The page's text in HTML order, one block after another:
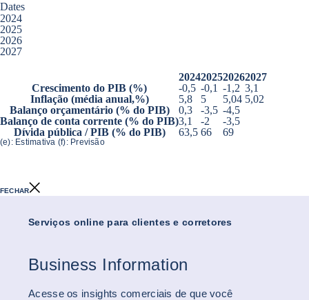
Dates
2024
2025
2026
2027
2024202520262027
Crescimento do PIB (%) -0,5 -0,1 -1,2 3,1
Inflação (média anual,%) 5,8 5 5,04 5,02
Balanço orçamentário (% do PIB) 0,3 -3,5 -4,5
Balanço de conta corrente (% do PIB)3,1 -2
-3,5
Dívida pública / PIB (% do PIB) 63,5 66 69
(e): Estimativa (f): Previsão
FECHAR
Serviços online para clientes e corretores
Business Information
Acesse os insights comerciais de que você